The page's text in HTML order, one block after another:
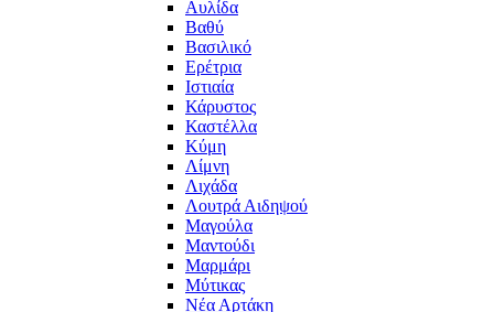
Αυλίδα
Βαθύ
Βασιλικό
Ερέτρια
Ιστιαία
Κάρυστος
Καστέλλα
Κύμη
Λίμνη
Λιχάδα
Λουτρά Αιδηψού
Μαγούλα
Μαντούδι
Μαρμάρι
Μύτικας
Νέα Αρτάκη